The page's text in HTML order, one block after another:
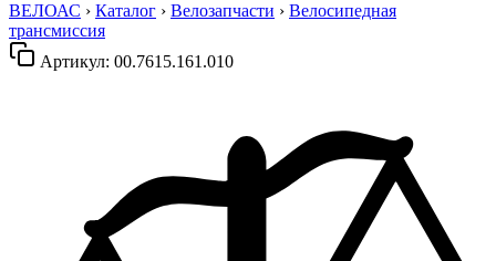
ВЕЛОАС › Каталог › Велозапчасти › Велосипедная
трансмиссия
Артикул: 00.7615.161.010